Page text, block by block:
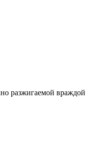
разжигаемой враждой